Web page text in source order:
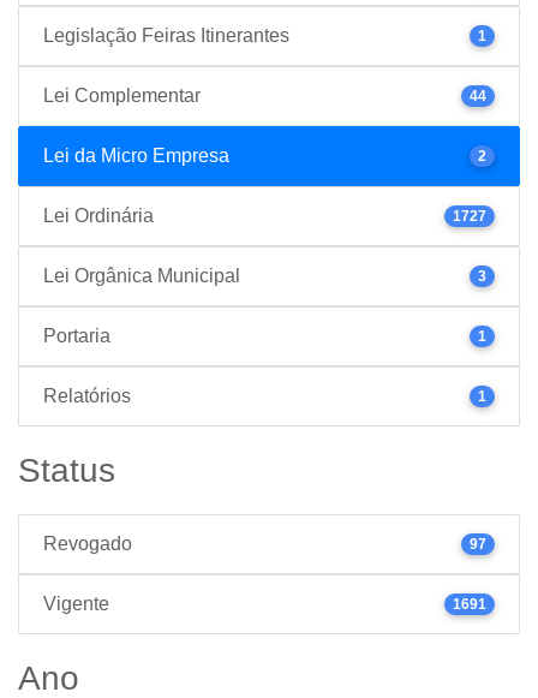
Legislação Feiras Itinerantes 1
Lei Complementar 44
Lei da Micro Empresa 2
Lei Ordinária 1727
Lei Orgânica Municipal 3
Portaria 1
Relatórios 1
Status
Revogado 97
Vigente 1691
Ano